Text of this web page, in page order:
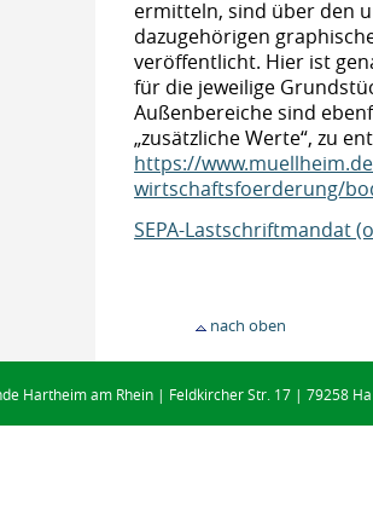
ermitteln, sind über den
dazugehörigen
veröffentlicht. Hier ist
für die jeweilige
Außenbereiche sind
„zusätzliche Werte“, zu
https://
wirtschaftsfoerderung/
SEPA-Lastschriftmandat
nach oben
Hartheim am Rhein | Feldkircher Str. 17 | 79258